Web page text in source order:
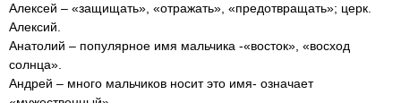
Алексей – «защищать», «отражать», «предотвращать»; церк.
Алексий.
Анатолий – популярное имя мальчика -«восток», «восход
солнца».
Андрей – много мальчиков носит это имя- означает